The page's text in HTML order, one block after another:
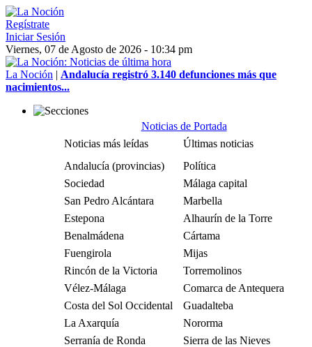
Regístrate
Iniciar Sesión
Viernes, 07 de Agosto de 2026 - 10:34 pm
La Noción | Andalucía registró 3.140 defunciones más que
nacimientos...
Noticias de Portada
Noticias más leídas
Últimas noticias
Andalucía (provincias)
Política
Sociedad
Málaga capital
San Pedro Alcántara
Marbella
Estepona
Alhaurín de la Torre
Benalmádena
Cártama
Fuengirola
Mijas
Rincón de la Victoria
Torremolinos
Vélez-Málaga
Comarca de Antequera
Costa del Sol Occidental
Guadalteba
La Axarquía
Nororma
Serranía de Ronda
Sierra de las Nieves